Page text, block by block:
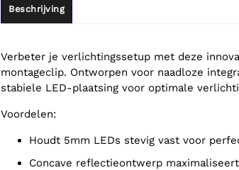
Beschrijving
Verbeter je verlichtingssetup met deze
montageclip. Ontworpen voor naadloze
stabiele LED-plaatsing voor optimale
Voordelen:
Houdt 5mm LEDs stevig vast voor
Concave reflectieontwerp